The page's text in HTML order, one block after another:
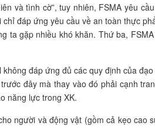
và tình cờ”, tuy nhiên, FSMA yêu
đáp ứng yêu cầu về an toàn thực
gặp nhiều khó khăn. Thứ ba,
đáp ứng đủ các quy định của
đây mà thay vào đó phải cạnh
năng lực trong XK.
người và động vật (gồm cả kẹo cao